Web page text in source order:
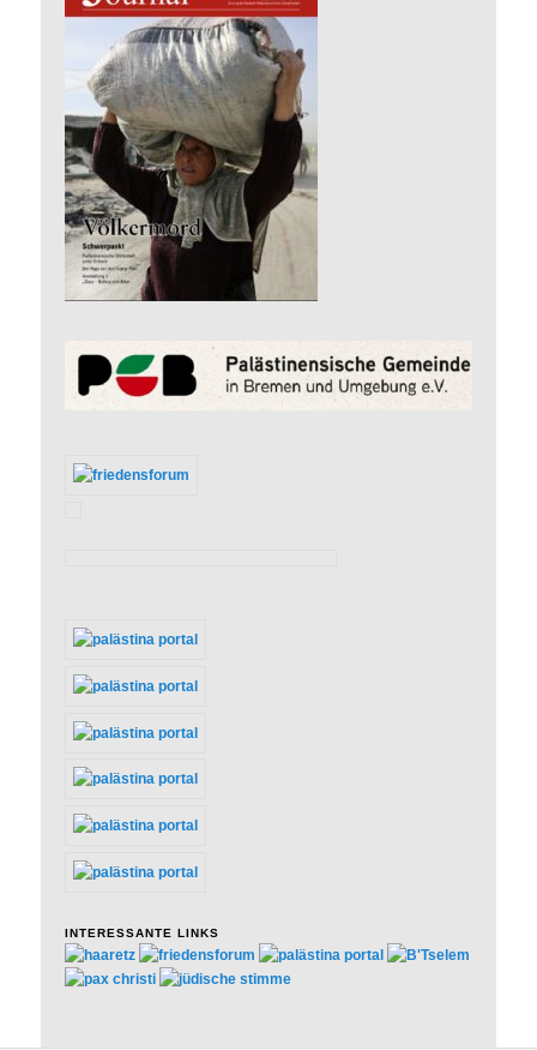
INTERESSANTE LINKS